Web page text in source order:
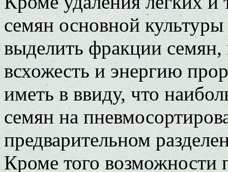
семян основной
выделить фракции
всхожесть и энергию
иметь в ввиду, что
семян на
предварительном
Кроме того возможности